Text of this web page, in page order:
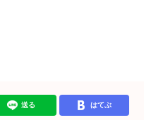
送る はてぶ